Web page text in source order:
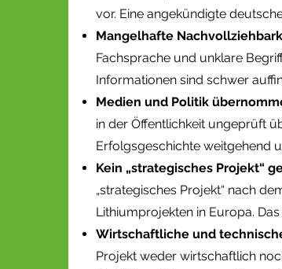
vor. Eine angekündigte
Mangelhafte
Fachsprache und unklare
Informationen sind schwer
Medien und Politik
in der Öffentlichkeit ungeprüft
Erfolgsgeschichte weitgehend
Kein „strategisches Projekt“
„strategisches Projekt“ nach
Lithiumprojekten in Europa.
Wirtschaftliche und
Projekt weder wirtschaftlich